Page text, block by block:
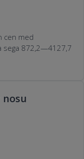
cen med
sega 872,2—4127,7
nosu